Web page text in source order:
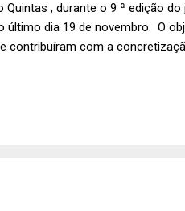
Quintas , durante o 9 ª edição
último dia 19 de novembro. O
contribuíram com a